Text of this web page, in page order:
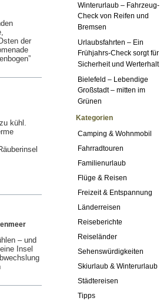
Winterurlaub – Fahrzeug-
Check von Reifen und
Bremsen
Urlaubsfahrten – Ein
Frühjahrs-Check sorgt für
Sicherheit und Werterhalt
Bielefeld – Lebendige
Großstadt – mitten im
Grünen
Kategorien
Camping & Wohnmobil
Fahrradtouren
Familienurlaub
Flüge & Reisen
Freizeit & Entspannung
Länderreisen
Reiseberichte
Reiseländer
Sehenswürdigkeiten
Skiurlaub & Winterurlaub
Städtereisen
Tipps
der
kühl.
– und
Insel